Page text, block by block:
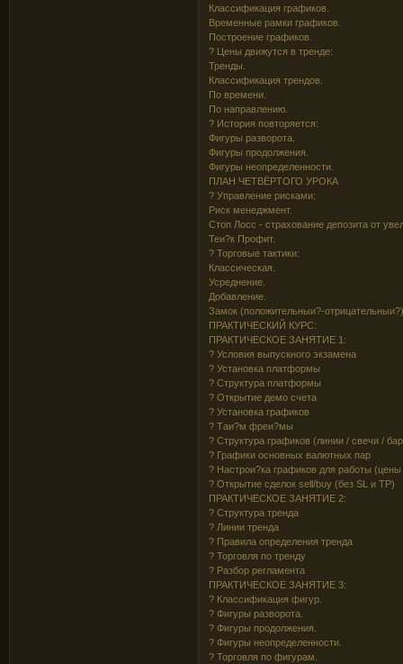
Классификация графиков.
Временные рамки графиков.
Построение графиков.
? Цены движутся в тренде:
Тренды.
Классификация трендов.
По времени.
По направлению.
? История повторяется:
Фигуры разворота.
Фигуры продолжения.
Фигуры неопределенности.
ПЛАН ЧЕТВЁРТОГО УРОКА
? Управление рисками:
Риск менеджмент.
Стоп Лосс - страхование депозита от
Теи?к Профит.
? Торговые тактики:
Классическая.
Усреднение.
Добавление.
Замок (положительныи?-
ПРАКТИЧЕСКИЙ КУРС:
ПРАКТИЧЕСКОЕ ЗАНЯТИЕ 1:
? Условия выпускного экзамена
? Установка платформы
? Структура платформы
? Открытие демо счета
? Установка графиков
? Таи?м фреи?мы
? Структура графиков (линии / свечи /
? Графики основных валютных пар
? Настрои?ка графиков для работы
? Открытие сделок sell/buy (без SL и TP)
ПРАКТИЧЕСКОЕ ЗАНЯТИЕ 2:
? Структура тренда
? Линии тренда
? Правила определения тренда
? Торговля по тренду
? Разбор регламента
ПРАКТИЧЕСКОЕ ЗАНЯТИЕ 3:
? Классификация фигур.
? Фигуры разворота.
? Фигуры продолжения.
? Фигуры неопределенности.
? Торговля по фигурам.